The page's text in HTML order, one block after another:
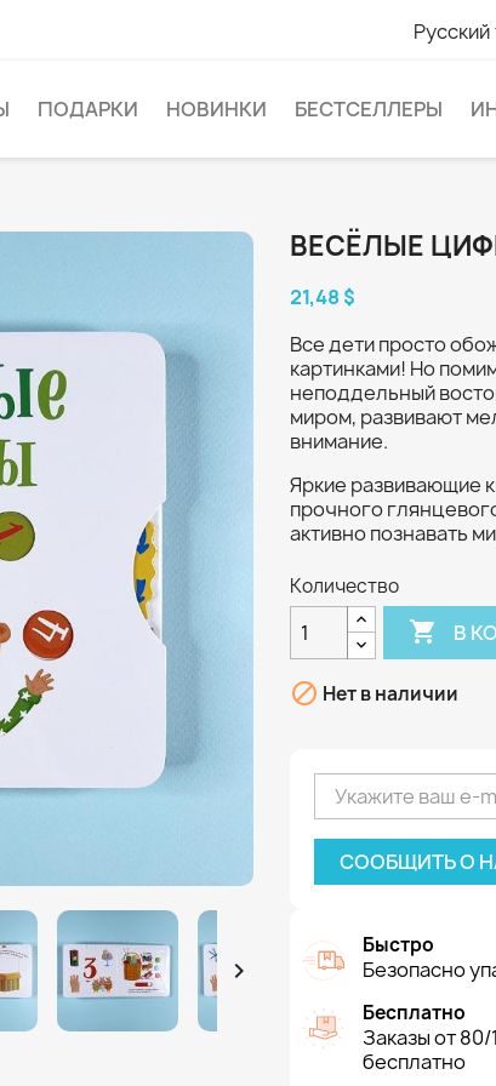
Русский
ПОДАРКИ НОВИНКИ БЕСТСЕЛЛЕРЫ

ВЕСЁЛЫЕ
21,48 $
Все дети просто
картинками! Но
неподдельный
миром, развивают
внимание.
Яркие развивающие
прочного
активно познавать
Количество
 В
 Нет в наличии
СООБЩИТЬ О
Быстро
Безопасно
Бесплатно
Заказы от
бесплатно